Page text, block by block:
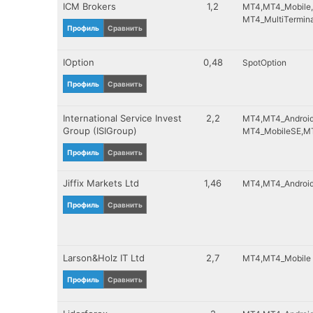
MT4
MT4_Android
MT4_Mobile
MT4_MultiTerminal
MT4_iPhone
MT5
MT5_Mobile
MT5_iPhone
Mirror_Trader
NPBTrader
NinjaTrader
Real_Stream
SWFXTrader
FINRA(US)
FSA(Denmark)
FSA(SVG)
FSC(Bulgaris)
IFSC(Belize)
ICM Brokers
Профиль Сравнить
1,2 MT4 MT4_Mobile
IOption
Профиль Сравнить
0,48 SpotOption
International Service Invest
Group (ISIGroup)
Профиль Сравнить
2,2 MT4
MT4_MobileSE
Jiffix Markets Ltd
Профиль Сравнить
1,46 MT4
Larson&Holz IT Ltd
Профиль Сравнить
2,7 MT4 MT4_Mobile